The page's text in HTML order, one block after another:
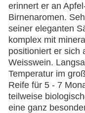
erinnert er an
Birnenaromen.
seiner eleganten
komplex mit
positioniert er sich
Weisswein.
Temperatur im
Reife für 5 - 7
teilweise
eine ganz